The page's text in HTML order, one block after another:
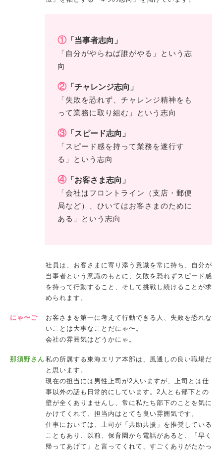
①「当事者志向」
「自分がやらねば誰がやる」という志
向
②「チャレンジ志向」
「失敗を恐れず、チャレンジ精神をも
って業務に取り組む」という志向
③「スピード志向」
「スピード感を持って業務を遂行す
る」という志向
④「お客さま志向」
「会社はフロントライン（支店・郵便
局など）、ひいてはお客さまのために
ある」という志向
社員は、お客さまに寄り添う意識を常に持ち、自分が
当事者という意識のもとに、失敗を恐れずスピード感
を持って行動すること、そして挑戦し続けることが求
められます。
にゃ〜ご
お客さまを第一に考えて行動できる人、失敗を恐れな
いことは大事なことだにゃ〜。
会社の雰囲気はどうかにゃ。
那須野さん 私の所属する東海エリア本部は、風通しの良い職場だ
と思います。
現在の担当には男性上司が2人いますが、上司とは仕
事以外の話も日常的にしています。2人とも部下との
壁が全くありませんし、常に私たち部下のことを気に
かけてくれて、担当内はとても良い雰囲気です。
仕事においては、上司が「共助共援」を推奨している
こともあり、以前、保育園から電話があると、「早く
帰ってあげて」と言ってくれて、すごくありがたかっ